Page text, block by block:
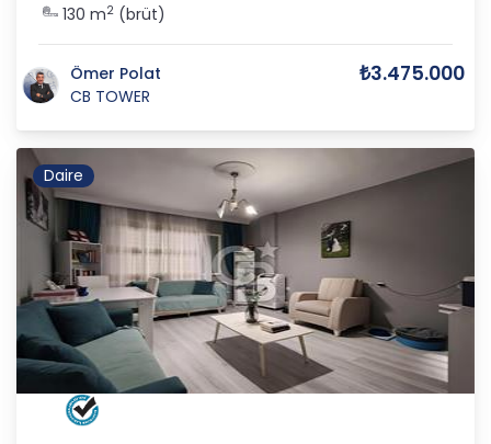
130 m2 (brüt)
Ömer Polat
CB TOWER
₺3.475.000
Daire